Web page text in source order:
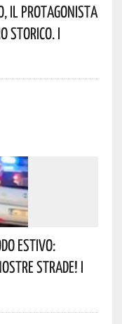
Il Protagonista
Storico. I
Estivo:
Strade! I